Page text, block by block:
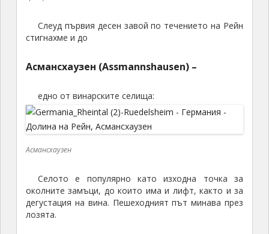
Слеуд първия десен завой по течението на Рейн
стигнахме и до
Асмансхаузен (Assmannshausen) –
едно от винарските селища:
Асмансхаузен
Селото е популярно като изходна точка за
околните замъци, до които има и лифт, както и за
дегустация на вина. Пешеходният път минава през
лозята.